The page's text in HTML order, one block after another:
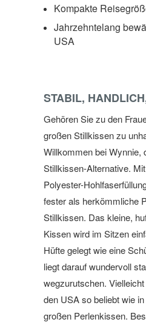
Kompakte
Jahrzehntelang
USA
STABIL,
Gehören Sie zu den
großen Stillkissen zu
Willkommen bei Wynnie,
Stillkissen-Alternative.
Polyester-
fester als herkömmliche
Stillkissen. Das kleine,
Kissen wird im Sitzen
Hüfte gelegt wie eine
liegt darauf wundervoll
wegzurutschen.
den USA so beliebt wie
großen Perlenkissen.